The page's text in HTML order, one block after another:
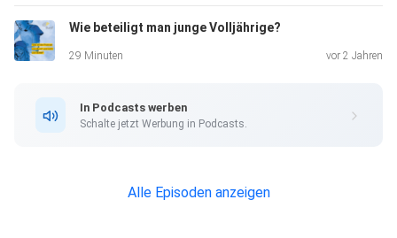
Wie beteiligt man junge Volljährige?
29 Minuten vor 2 Jahren
In Podcasts werben
Schalte jetzt Werbung in Podcasts.
Alle Episoden anzeigen